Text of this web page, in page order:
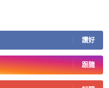
讚好
跟隨